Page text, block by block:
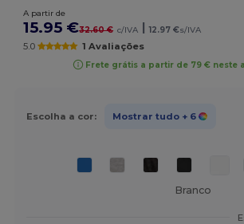
A partir de
15.95 €32.60 € c/IVA | 12.97 €s/IVA
5.0 1 Avaliações
Frete grátis a partir de 79 € neste
Escolha a cor: Mostrar tudo + 6
Branco